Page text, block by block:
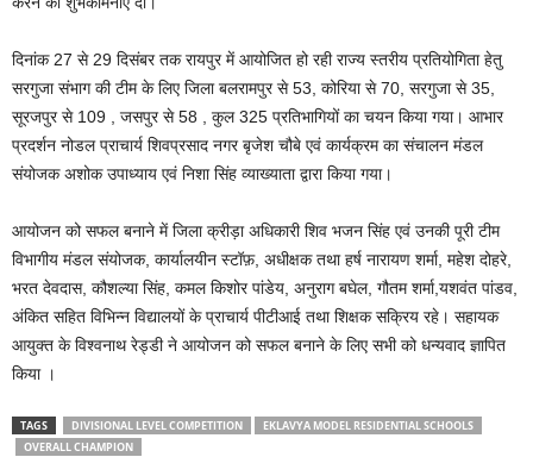
दिनांक 27 से 29 दिसंबर तक रायपुर में आयोजित हो रही राज्य स्तरीय प्रतियोगिता हेतु
सरगुजा संभाग की टीम के लिए जिला बलरामपुर से 53, कोरिया से 70, सरगुजा से 35,
सूरजपुर से 109 , जसपुर से 58 , कुल 325 प्रतिभागियों का चयन किया गया। आभार
प्रदर्शन नोडल प्राचार्य शिवप्रसाद नगर बृजेश चौबे एवं कार्यक्रम का संचालन मंडल
संयोजक अशोक उपाध्याय एवं निशा सिंह व्याख्याता द्वारा किया गया।
आयोजन को सफल बनाने में जिला क्रीड़ा अधिकारी शिव भजन सिंह एवं उनकी पूरी टीम
विभागीय मंडल संयोजक, कार्यालयीन स्टॉफ़, अधीक्षक तथा हर्ष नारायण शर्मा, महेश दोहरे,
भरत देवदास, कौशल्या सिंह, कमल किशोर पांडेय, अनुराग बघेल, गौतम शर्मा,यशवंत पांडव,
अंकित सहित विभिन्न विद्यालयों के प्राचार्य पीटीआई तथा शिक्षक सक्रिय रहे। सहायक
आयुक्त के विश्वनाथ रेड्डी ने आयोजन को सफल बनाने के लिए सभी को धन्यवाद ज्ञापित
किया ।
TAGS DIVISIONAL LEVEL COMPETITION
EKLAVYA MODEL RESIDENTIAL SCHOOLS
OVERALL CHAMPION